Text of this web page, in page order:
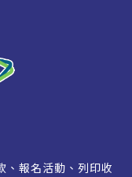
、報名活動、列印收